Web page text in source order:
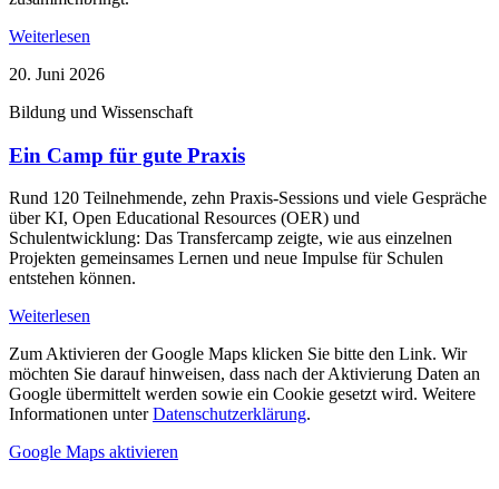
Weiterlesen
20. Juni 2026
Bildung und Wissenschaft
Ein Camp für gute Praxis
Rund 120 Teilnehmende, zehn Praxis-Sessions und viele Gespräche
über KI, Open Educational Resources (OER) und
Schulentwicklung: Das Transfercamp zeigte, wie aus einzelnen
Projekten gemeinsames Lernen und neue Impulse für Schulen
entstehen können.
Weiterlesen
Zum Aktivieren der Google Maps klicken Sie bitte den Link. Wir
möchten Sie darauf hinweisen, dass nach der Aktivierung Daten an
Google übermittelt werden sowie ein Cookie gesetzt wird. Weitere
Informationen unterDatenschutzerklärung.
Google Maps aktivieren